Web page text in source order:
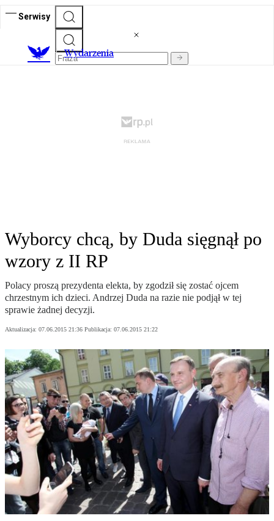
Serwisy
Wydarzenia
Wyborcy chcą, by Duda sięgnął po
wzory z II RP
Polacy proszą prezydenta elekta, by zgodził się zostać ojcem
chrzestnym ich dzieci. Andrzej Duda na razie nie podjął w tej
sprawie żadnej decyzji.
Aktualizacja: 07.06.2015 21:36 Publikacja: 07.06.2015 21:22